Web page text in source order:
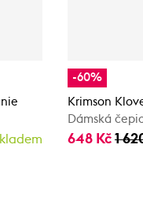
-60%
Krimson
Dámská
648 Kč 1